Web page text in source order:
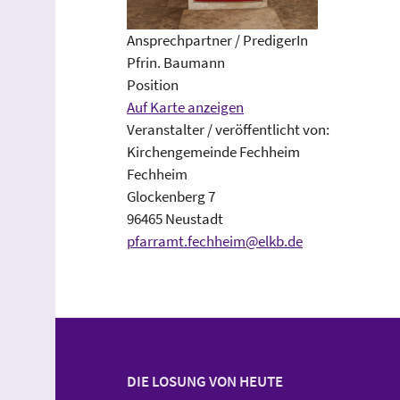
Ansprechpartner / PredigerIn
Pfrin. Baumann
Position
Auf Karte anzeigen
Veranstalter / veröffentlicht von:
Kirchengemeinde Fechheim
Fechheim
Glockenberg 7
96465 Neustadt
pfarramt.fechheim@elkb.de
DIE LOSUNG VON HEUTE